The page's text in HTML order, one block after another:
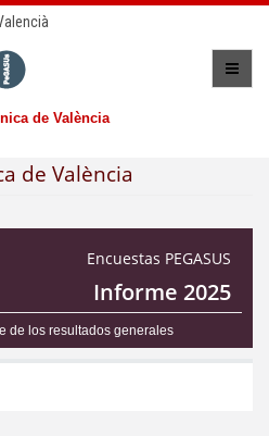
de València
de València
Encuestas PEGASUS
Informe 2025
de los resultados generales